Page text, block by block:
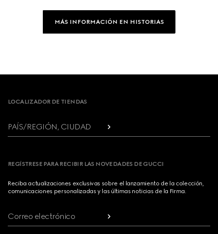
MÁS INFORMACIÓN EN HISTORIAS
Footer
LOCALIZADOR DE TIENDAS
PAÍS/REGIÓN, CIUDAD
REGÍSTRESE PARA RECIBIR LAS NOVEDADES DE GUCCI
Reciba actualizaciones exclusivas sobre el lanzamiento de la colección,
comunicaciones personalizadas y las últimas noticias de la Firma.
Correo electrónico